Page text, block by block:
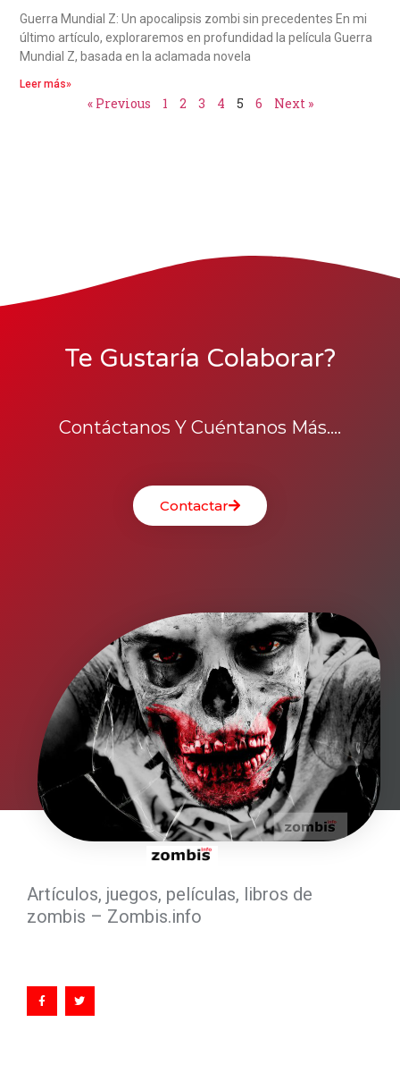
Guerra Mundial Z: Un apocalipsis zombi sin precedentes En mi
último artículo, exploraremos en profundidad la película Guerra
Mundial Z, basada en la aclamada novela
Leer más»
« Previous 1 2 3 4 5 6 Next »
Te Gustaría Colaborar?
Contáctanos Y Cuéntanos Más....
Contactar
Artículos, juegos, películas, libros de
zombis – Zombis.info